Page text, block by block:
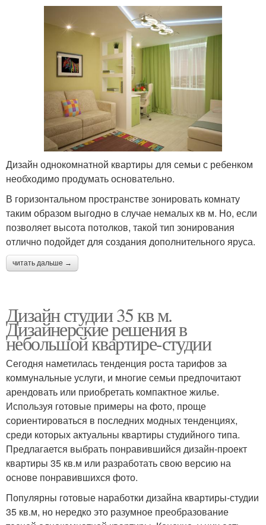
Дизайн однокомнатной квартиры для семьи с ребенком
необходимо продумать основательно.
В горизонтальном пространстве зонировать комнату
таким образом выгодно в случае немалых кв м. Но, если
позволяет высота потолков, такой тип зонирования
отлично подойдет для создания дополнительного яруса.
читать дальше →
Дизайн студии 35 кв м.
Дизайнерские решения в
небольшой квартире-студии
Сегодня наметилась тенденция роста тарифов за
коммунальные услуги, и многие семьи предпочитают
арендовать или приобретать компактное жилье.
Используя готовые примеры на фото, проще
сориентироваться в последних модных тенденциях,
среди которых актуальны квартиры студийного типа.
Предлагается выбрать понравившийся дизайн-проект
квартиры 35 кв.м или разработать свою версию на
основе понравившихся фото.
Популярны готовые наработки дизайна квартиры-студии
35 кв.м, но нередко это разумное преобразование